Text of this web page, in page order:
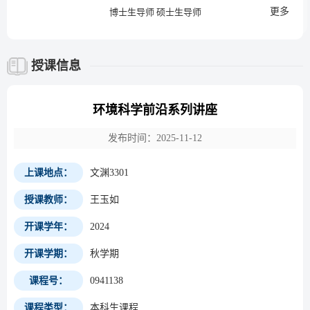
博士生导师 硕士生导师 更多
授课信息
环境科学前沿系列讲座
发布时间：2025-11-12
上课地点： 文渊3301
授课教师： 王玉如
开课学年： 2024
开课学期： 秋学期
课程号： 0941138
课程类型： 本科生课程